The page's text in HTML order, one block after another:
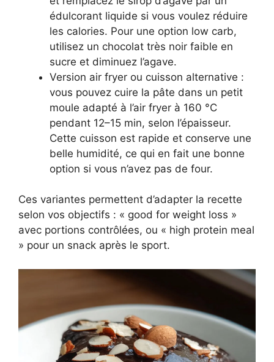
édulcorant liquide si vous voulez réduire
les calories. Pour une option low carb,
utilisez un chocolat très noir faible en
sucre et diminuez l’agave.
Version air fryer ou cuisson alternative :
vous pouvez cuire la pâte dans un petit
moule adapté à l’air fryer à 160 °C
pendant 12–15 min, selon l’épaisseur.
Cette cuisson est rapide et conserve une
belle humidité, ce qui en fait une bonne
option si vous n’avez pas de four.
Ces variantes permettent d’adapter la recette
selon vos objectifs : « good for weight loss »
avec portions contrôlées, ou « high protein meal
» pour un snack après le sport.